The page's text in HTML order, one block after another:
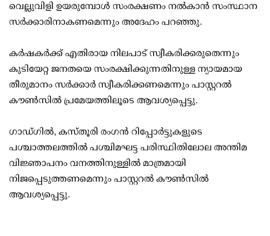
വെല്ലുവിളി ഉയരുമ്പോള്‍ സംരക്ഷണം നല്‍കാന്‍ സംസ്ഥാന
സര്‍ക്കാരിനാകണമെന്നും അദേഹം പറഞ്ഞു.
കര്‍ഷകര്‍ക്ക് എതിരായ നിലപാട് സ്വീകരിക്കരുതെന്നും
കുടിയേറ്റ ജനതയെ സംരക്ഷിക്കുന്നതിനുള്ള ന്യായമായ
തീരുമാനം സര്‍ക്കാര്‍ സ്വീകരിക്കണമെന്നും പാസ്റ്ററല്‍
കൗണ്‍സില്‍ പ്രമേയത്തിലൂടെ ആവശ്യപ്പെട്ടു.
ഗാഡ്ഗില്‍, കസ്തൂരി രംഗന്‍ റിപ്പോര്‍ട്ടുകളുടെ
പശ്ചാത്തലത്തില്‍ പശ്ചിമഘട്ട പരിസ്ഥിതിലോല അന്തിമ
വിജ്ഞാപനം വനത്തിനുള്ളില്‍ മാത്രമായി
നിജപ്പെടുത്തണമെന്നും പാസ്റ്ററല്‍ കൗണ്‍സില്‍
ആവശ്യപ്പെട്ടു.